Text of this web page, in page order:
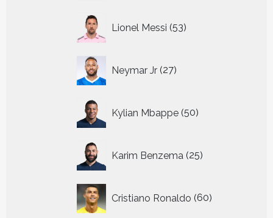
Lionel Messi 53
producten
Neymar Jr 27
producten
Kylian Mbappe 50
producten
Karim Benzema 25
producten
Cristiano Ronaldo 60
producten